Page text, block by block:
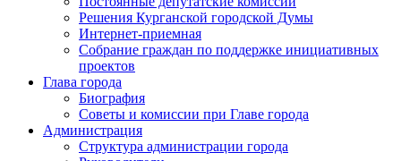
Решения Курганской городской Думы
Интернет-приемная
Собрание граждан по поддержке инициативных
проектов
Глава города
Биография
Советы и комиссии при Главе города
Администрация
Структура администрации города